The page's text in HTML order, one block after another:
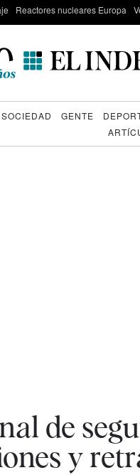
Reactores nucleares Europa
SOCIEDAD GENTE
de
y